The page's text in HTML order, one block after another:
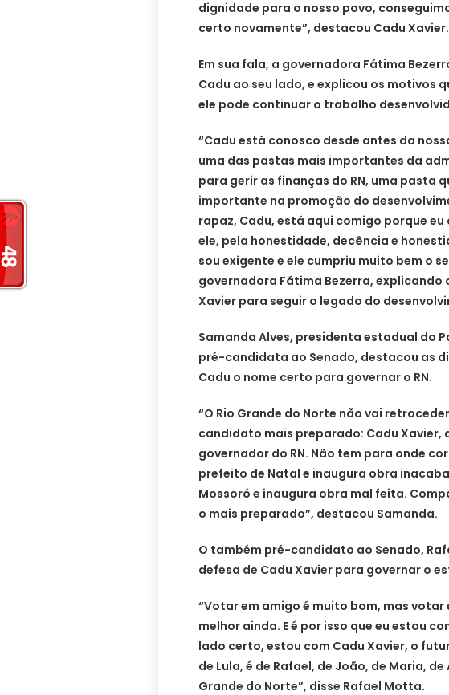
dignidade para o nosso povo,
certo novamente”, destacou Cadu Xavier.
Em sua fala, a governadora Fátima
Cadu ao seu lado, e explicou os motivos
ele pode continuar o trabalho
“Cadu está conosco desde antes da
uma das pastas mais importantes da
para gerir as finanças do RN, uma pasta
importante na promoção do
rapaz, Cadu, está aqui comigo porque
ele, pela honestidade, decência e
sou exigente e ele cumpriu muito bem o
governadora Fátima Bezerra, explicando
Xavier para seguir o legado do
Samanda Alves, presidenta estadual do
pré-candidata ao Senado, destacou as
Cadu o nome certo para governar o RN.
“O Rio Grande do Norte não vai
candidato mais preparado: Cadu Xavier,
governador do RN. Não tem para onde
prefeito de Natal e inaugura obra
Mossoró e inaugura obra mal feita.
o mais preparado”, destacou Samanda.
O também pré-candidato ao Senado,
defesa de Cadu Xavier para governar o
“Votar em amigo é muito bom, mas
melhor ainda. E é por isso que eu estou
lado certo, estou com Cadu Xavier, o
de Lula, é de Rafael, de João, de Maria,
Grande do Norte”, disse Rafael Motta.